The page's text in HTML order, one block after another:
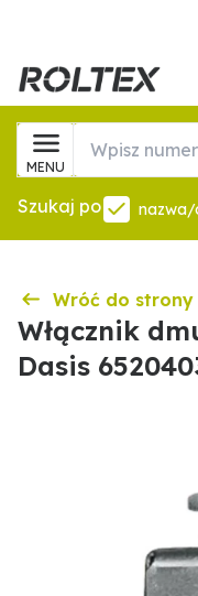
MENU
Szukaj po nazwa/
Wróć do strony
Włącznik
Dasis